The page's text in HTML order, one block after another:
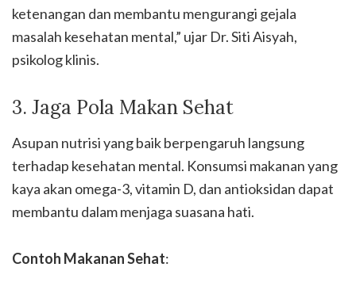
ketenangan dan membantu mengurangi gejala
masalah kesehatan mental,” ujar Dr. Siti Aisyah,
psikolog klinis.
3. Jaga Pola Makan Sehat
Asupan nutrisi yang baik berpengaruh langsung
terhadap kesehatan mental. Konsumsi makanan yang
kaya akan omega-3, vitamin D, dan antioksidan dapat
membantu dalam menjaga suasana hati.
Contoh Makanan Sehat: